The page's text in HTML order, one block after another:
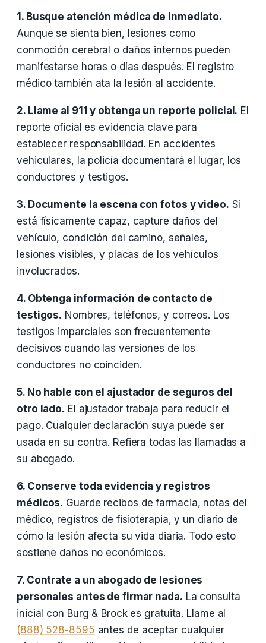
1. Busque atención médica de inmediato.
Aunque se sienta bien, lesiones como
conmoción cerebral o daños internos pueden
manifestarse horas o días después. El registro
médico también ata la lesión al accidente.
2. Llame al 911 y obtenga un reporte policial. El
reporte oficial es evidencia clave para
establecer responsabilidad. En accidentes
vehiculares, la policía documentará el lugar, los
conductores y testigos.
3. Documente la escena con fotos y video. Si
está físicamente capaz, capture daños del
vehículo, condición del camino, señales,
lesiones visibles, y placas de los vehículos
involucrados.
4. Obtenga información de contacto de
testigos. Nombres, teléfonos, y correos. Los
testigos imparciales son frecuentemente
decisivos cuando las versiones de los
conductores no coinciden.
5. No hable con el ajustador de seguros del
otro lado. El ajustador trabaja para reducir el
pago. Cualquier declaración suya puede ser
usada en su contra. Refiera todas las llamadas a
su abogado.
6. Conserve toda evidencia y registros
médicos. Guarde recibos de farmacia, notas del
médico, registros de fisioterapia, y un diario de
cómo la lesión afecta su vida diaria. Todo esto
sostiene daños no económicos.
7. Contrate a un abogado de lesiones
personales antes de firmar nada. La consulta
inicial con Burg & Brock es gratuita. Llame al
(888) 528-8595 antes de aceptar cualquier